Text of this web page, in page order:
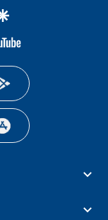
google
youtube-